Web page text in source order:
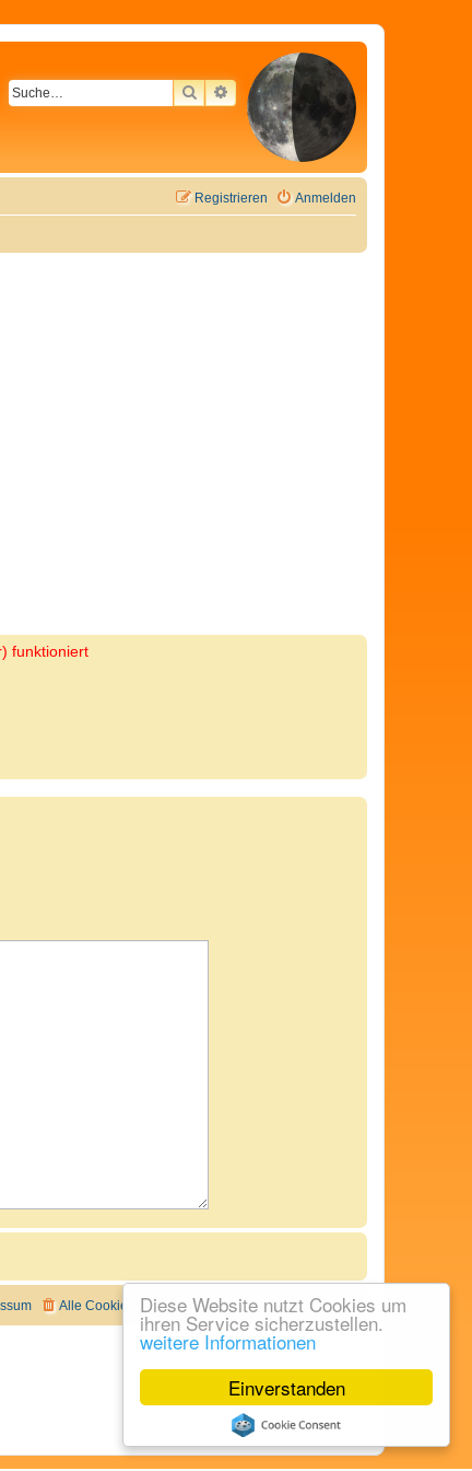
Einverstanden
Diese Website nutzt Cookies um
ihren Service sicherzustellen.
weitere Informationen
SUCHEERWEITERTE SUCHE
Anmelden
Registrieren
funktioniert
Alle Zeiten sindUTC+02:00
Alle Cookies löschen